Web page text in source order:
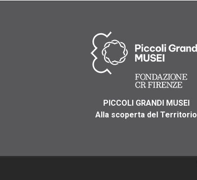
PICCOLI GRANDI MUSEI
Alla scoperta del Territorio